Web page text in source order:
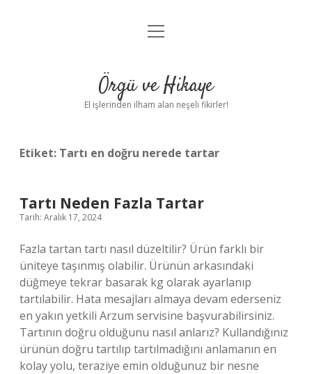
Anasayfa
Yasal Uyarı
menüyü
Örgü ve Hikaye
El işlerinden ilham alan neşeli fikirler!
Etiket: Tartı en doğru nerede tartar
Tartı Neden Fazla Tartar
Tarih: Aralık 17, 2024
Fazla tartan tartı nasıl düzeltilir? Ürün farklı bir
üniteye taşınmış olabilir. Ürünün arkasındaki
düğmeye tekrar basarak kg olarak ayarlanıp
tartılabilir. Hata mesajları almaya devam ederseniz
en yakın yetkili Arzum servisine başvurabilirsiniz.
Tartının doğru olduğunu nasıl anlarız? Kullandığınız
ürünün doğru tartılıp tartılmadığını anlamanın en
kolay yolu, teraziye emin olduğunuz bir nesne